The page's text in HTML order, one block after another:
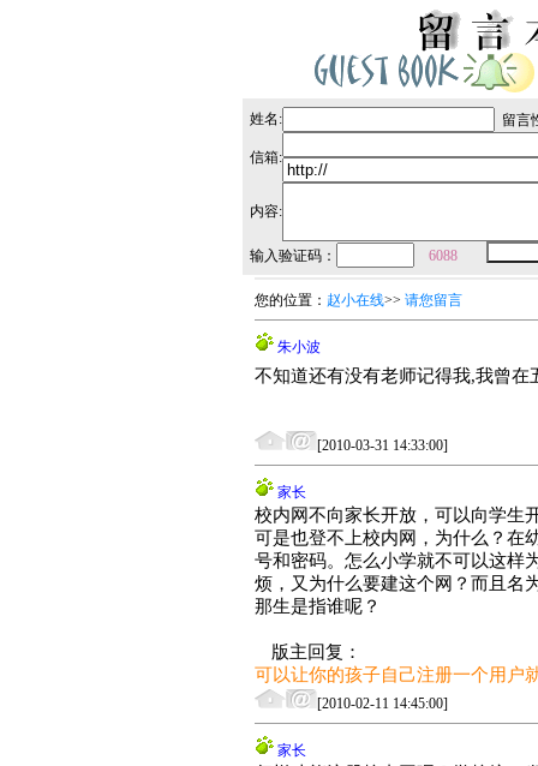
姓名: 留言
信箱:
内容:
输入验证码： 6088
您的位置： 赵小在线>> 请您留言
朱小波
不知道还有没有老师记得我,我曾在
[2010-03-31 14:33:00]
家长
校内网不向家长开放，可以向学生
可是也登不上校内网，为什么？在
号和密码。怎么小学就不可以这样
烦，又为什么要建这个网？而且名
那生是指谁呢？
版主回复：
可以让你的孩子自己注册一个用户
[2010-02-11 14:45:00]
家长